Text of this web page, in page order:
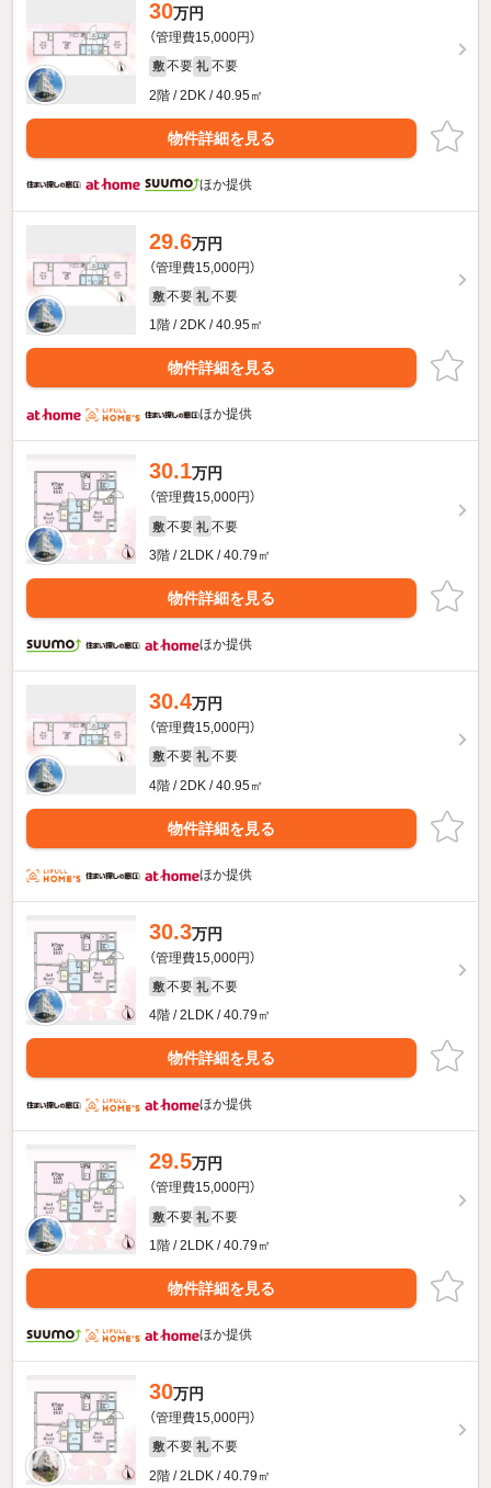
30万円
（管理費15,000円）
敷 不要 礼 不要
2階 / 2DK / 40.95㎡
物件詳細を見る
ほか提供
29.6万円
（管理費15,000円）
敷 不要 礼 不要
1階 / 2DK / 40.95㎡
物件詳細を見る
ほか提供
30.1万円
（管理費15,000円）
敷 不要 礼 不要
3階 / 2LDK / 40.79㎡
物件詳細を見る
ほか提供
30.4万円
（管理費15,000円）
敷 不要 礼 不要
4階 / 2DK / 40.95㎡
物件詳細を見る
ほか提供
30.3万円
（管理費15,000円）
敷 不要 礼 不要
4階 / 2LDK / 40.79㎡
物件詳細を見る
ほか提供
29.5万円
（管理費15,000円）
敷 不要 礼 不要
1階 / 2LDK / 40.79㎡
物件詳細を見る
ほか提供
30万円
（管理費15,000円）
敷 不要 礼 不要
2階 / 2LDK / 40.79㎡